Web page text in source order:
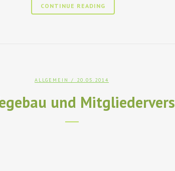
CONTINUE READING
ALLGEMEIN / 20.05.2014
und